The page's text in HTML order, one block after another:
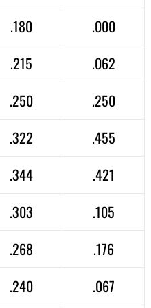
.180 .000
.215 .062
.250 .250
.322 .455
.344 .421
.303 .105
.268 .176
.240 .067